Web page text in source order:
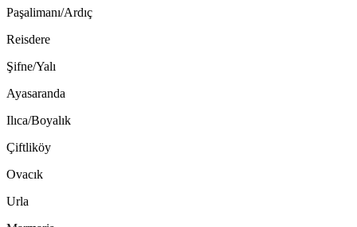
Paşalimanı/Ardıç
Reisdere
Şifne/Yalı
Ayasaranda
Ilıca/Boyalık
Çiftliköy
Ovacık
Urla